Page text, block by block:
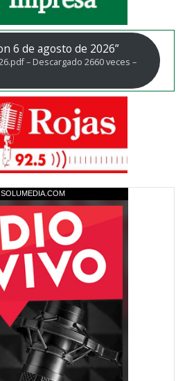
6 de agosto de 2026”
– Descargado 2660 veces –